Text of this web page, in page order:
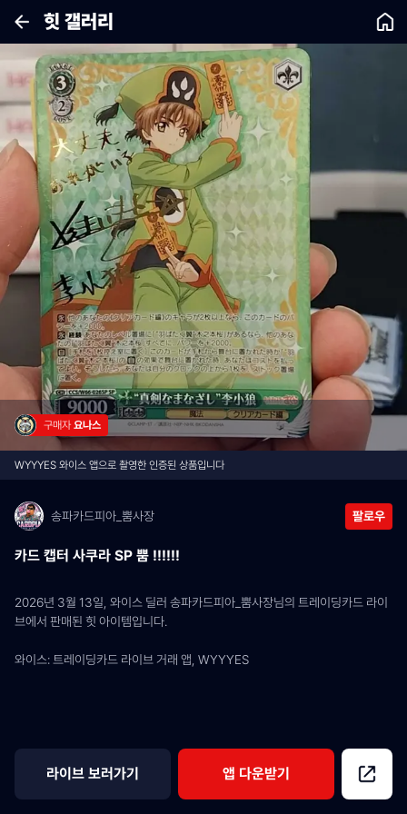
힛 갤러리
구매자 요나스
WYYYES 와이스 앱으로 촬영한 인증된 상품입니다
송파카드피아_뿜사장 팔로우
카드 캡터 사쿠라 SP 뿜 !!!!!!
2026년 3월 13일, 와이스 딜러 송파카드피아_뿜사장님의 트레이딩카드 라이
브에서 판매된 힛 아이템입니다.
와이스: 트레이딩카드 라이브 거래 앱, WYYYES
라이브 보러가기 앱 다운받기